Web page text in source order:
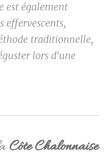
est également
effervescents,
traditionnelle,
lors d'une
Côte Chalonnaise